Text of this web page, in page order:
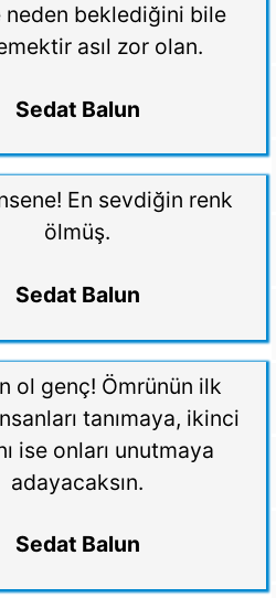
neden beklediğini bile
asıl zor olan.
Sedat Balun
En sevdiğin renk
ölmüş.
Sedat Balun
ol genç! Ömrünün ilk
tanımaya, ikinci
ise onları unutmaya
adayacaksın.
Sedat Balun